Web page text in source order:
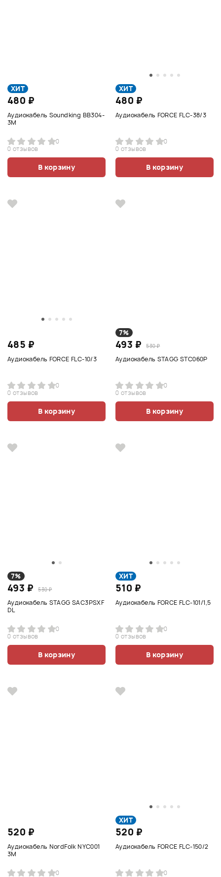
ХИТ
480 ₽
Аудиокабель Soundking BB304-
3M
0
0 отзывов
В корзину
ХИТ
480 ₽
Аудиокабель FORCE FLC-38/3
0
0 отзывов
В корзину
485 ₽
Аудиокабель FORCE FLC-10/3
0
0 отзывов
В корзину
7%
493 ₽ 530 ₽
Аудиокабель STAGG STC060P
0
0 отзывов
В корзину
7%
493 ₽ 530 ₽
Аудиокабель STAGG SAC3PSXF
DL
0
0 отзывов
В корзину
ХИТ
510 ₽
Аудиокабель FORCE FLC-101/1,5
0
0 отзывов
В корзину
520 ₽
Аудиокабель NordFolk NYC001
3M
0
ХИТ
520 ₽
Аудиокабель FORCE FLC-150/2
0